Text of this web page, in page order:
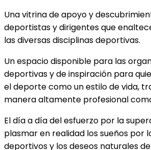
Una vitrina de apoyo y
deportistas y dirigentes que
las diversas disciplinas deportivas.
Un espacio disponible para las
deportivas y de inspiración para
el deporte como un estilo de vida,
manera altamente profesional
El día a día del esfuerzo por la
plasmar en realidad los sueños por
deportivos y los deseos naturales